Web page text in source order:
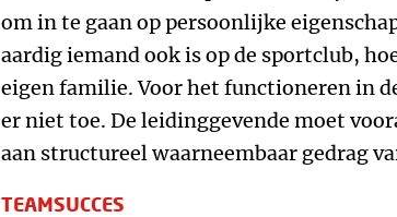
om in te gaan op persoonlijke
aardig iemand ook is op de sportclub,
eigen familie. Voor het functioneren in
er niet toe. De leidinggevende moet
aan structureel waarneembaar gedrag
TEAMSUCCES